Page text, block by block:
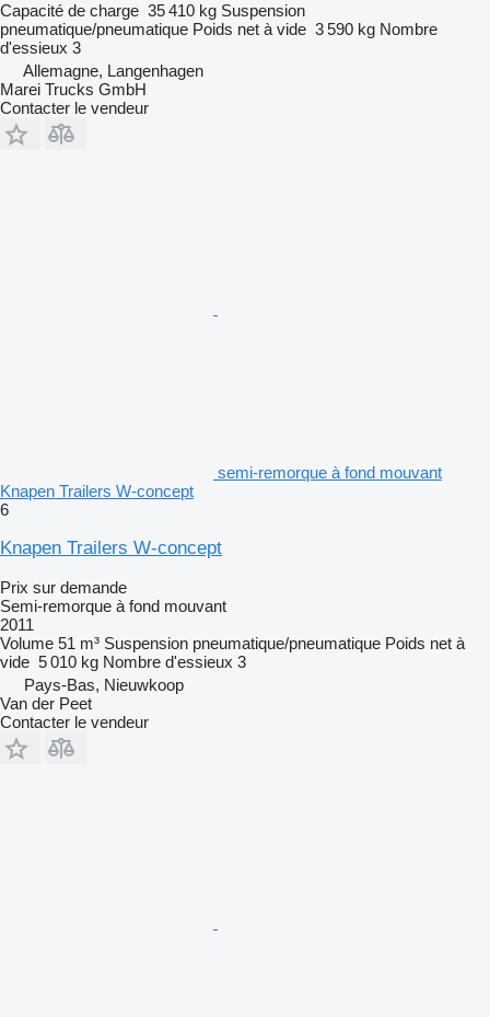
Capacité de charge 35 410 kg Suspension
pneumatique/pneumatique Poids net à vide 3 590 kg Nombre
d'essieux 3
Allemagne, Langenhagen
Marei Trucks GmbH
Contacter le vendeur
semi-remorque à fond mouvant
Knapen Trailers W-concept
6
Knapen Trailers W-concept
Prix sur demande
Semi-remorque à fond mouvant
2011
Volume 51 m³ Suspension pneumatique/pneumatique Poids net à
vide 5 010 kg Nombre d'essieux 3
Pays-Bas, Nieuwkoop
Van der Peet
Contacter le vendeur